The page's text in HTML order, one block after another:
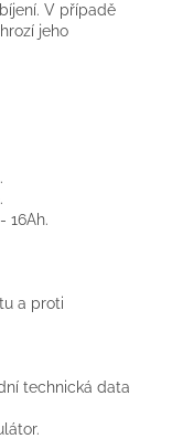
V případě
jeho
16Ah.
a proti
technická data